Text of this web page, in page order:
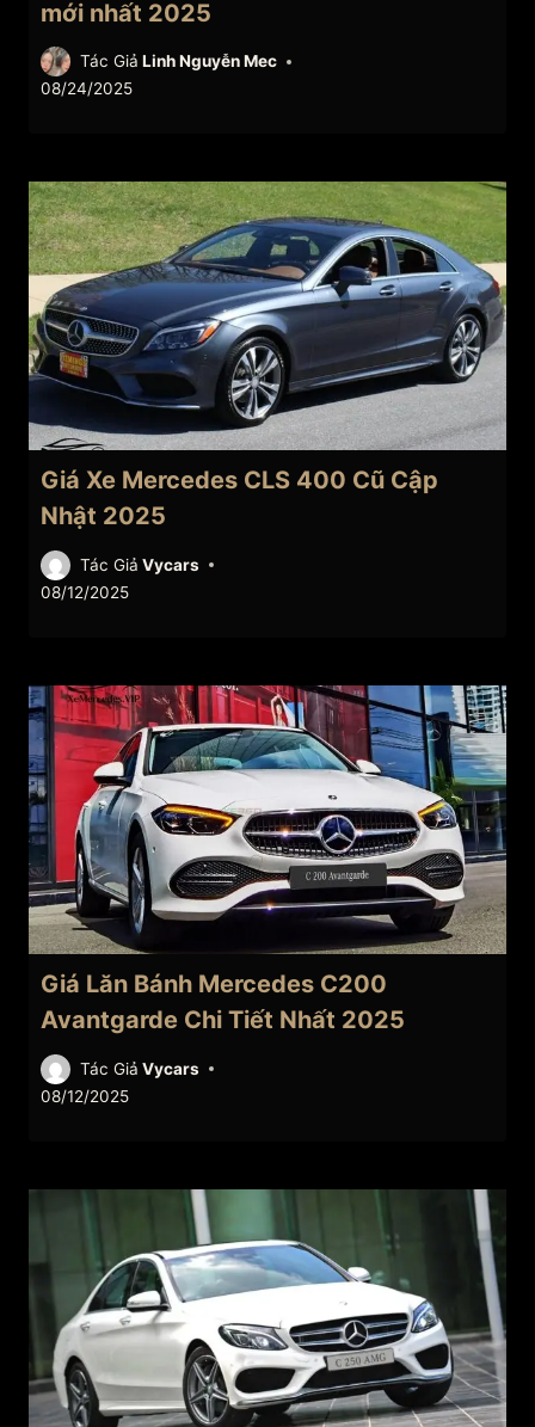
mới nhất 2025
Tác Giả Linh Nguyễn Mec
08/24/2025
Giá Xe Mercedes CLS 400 Cũ Cập
Nhật 2025
Tác Giả Vycars
08/12/2025
Giá Lăn Bánh Mercedes C200
Avantgarde Chi Tiết Nhất 2025
Tác Giả Vycars
08/12/2025